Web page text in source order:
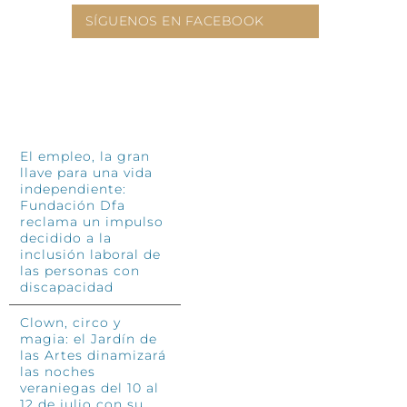
SÍGUENOS EN FACEBOOK
El empleo, la gran
llave para una vida
independiente:
Fundación Dfa
reclama un impulso
decidido a la
inclusión laboral de
las personas con
discapacidad
Clown, circo y
magia: el Jardín de
las Artes dinamizará
las noches
veraniegas del 10 al